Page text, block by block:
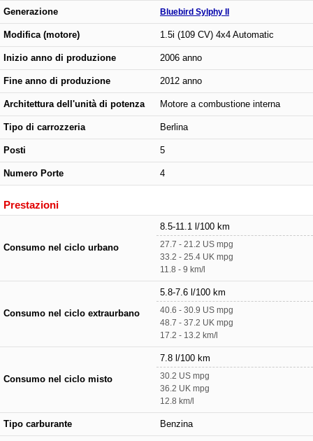
Generazione Bluebird Sylphy II
Modifica (motore) 1.5i (109 CV) 4x4 Automatic
Inizio anno di produzione 2006 anno
Fine anno di produzione 2012 anno
Architettura dell'unità di potenza Motore a combustione interna
Tipo di carrozzeria Berlina
Posti 5
Numero Porte 4
Prestazioni
Consumo nel ciclo urbano
8.5-11.1 l/100 km
27.7 - 21.2 US mpg
33.2 - 25.4 UK mpg
11.8 - 9 km/l
Consumo nel ciclo extraurbano
5.8-7.6 l/100 km
40.6 - 30.9 US mpg
48.7 - 37.2 UK mpg
17.2 - 13.2 km/l
Consumo nel ciclo misto
7.8 l/100 km
30.2 US mpg
36.2 UK mpg
12.8 km/l
Tipo carburante Benzina